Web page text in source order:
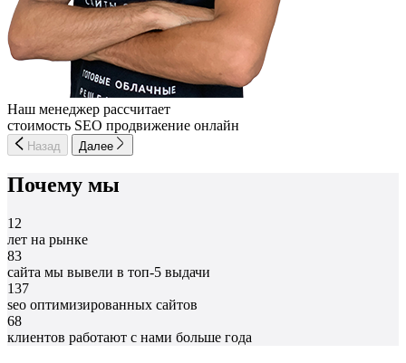
Наш менеджер рассчитает
стоимость SEO продвижение онлайн
Назад Далее
Почему мы
12
лет на рынке
83
сайта мы вывели в топ-5 выдачи
137
seo оптимизированных сайтов
68
клиентов работают с нами больше года